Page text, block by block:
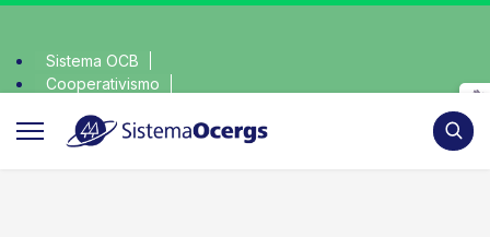
Sistema OCB
Cooperativismo